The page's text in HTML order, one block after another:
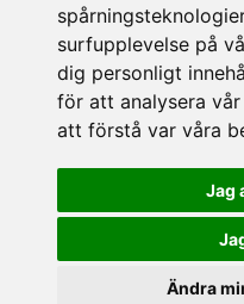
surfupplevelse på
dig personligt
för att analysera
att förstå var våra
Jag
Ändra